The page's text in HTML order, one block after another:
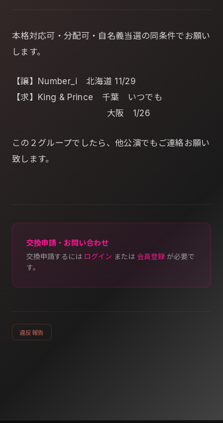
本格対応可・分配可・自名義当選の同条件でお願い
します。
【譲】Number_i 北海道 11/29
【求】King & Prince 千葉 いつでも
大阪 1/26
この２グループでしたら、他公演でもご連絡お願い
致します。
交換申請・お問い合わせ
交換申請するには ログイン または 会員登録 が必要で
す。
違反報告